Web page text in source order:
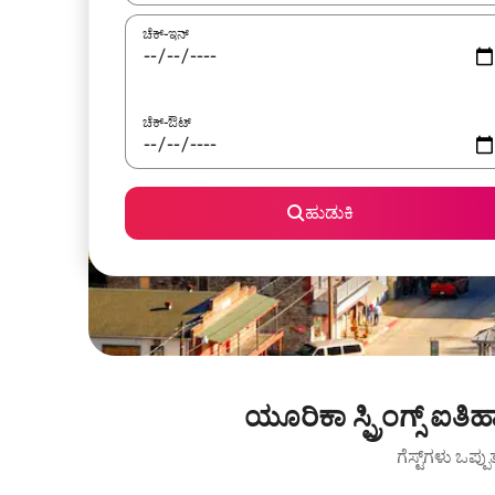
ಚೆಕ್-ಇನ್
ಚೆಕ್-ಔಟ್
ಹುಡುಕಿ
ಯೂರಿಕಾ ಸ್ಪ್ರಿಂಗ್ಸ್
ಗೆಸ್ಟ್‌ಗಳು